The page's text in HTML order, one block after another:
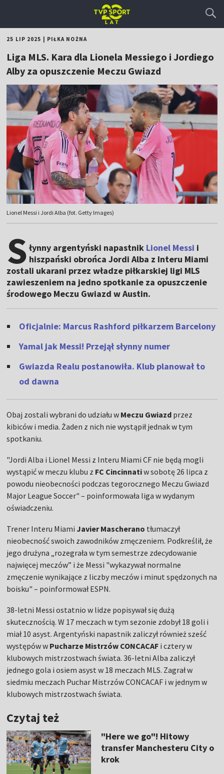
25 LIP 2025 PIŁKA NOŻNA
Liga MLS. Kara dla Lionela Messiego i Jordiego
Alby za opuszczenie Meczu Gwiazd
Lionel Messi i Jordi Alba (fot. Getty Images)
S łynny argentyński napastnik Lionel Messi i
hiszpański obrońca Jordi Alba z Interu Miami
zostali ukarani przez władze piłkarskiej ligi MLS
zawieszeniem na jedno spotkanie za opuszczenie
środowego Meczu Gwiazd w Austin.
Oficjalnie: Marcus Rashford piłkarzem Barcelony
Yamal jak Messi! Przejął słynny numer
Gwiazda Realu postanowiła. Klub planował to
od dawna
Obaj zostali wybrani do udziału w Meczu Gwiazd przez
kibiców i media. Żaden z nich nie wystąpił jednak w tym
spotkaniu.
"Jordi Alba i Lionel Messi z Interu Miami CF nie będą mogli
wystąpić w meczu klubu z FC Cincinnatiw sobotę 26 lipca z
powodu nieobecności podczas tegorocznego Meczu Gwiazd
Major League Soccer" – poinformowała liga w wydanym
oświadczeniu.
Trener Interu Miami Javier Mascherano tłumaczył
nieobecność swoich zawodników zmęczeniem. Podkreślił, że
jego drużyna „rozegrała w tym semestrze zdecydowanie
najwięcej meczów” i że Messi "wykazywał normalne
zmęczenie wynikające z liczby meczów i minut spędzonych na
boisku" – poinformował ESPN.
38-letni Messi ostatnio w lidze popisywał się dużą
skutecznością. W 17 meczach w tym sezonie zdobył 18 goli i
miał 10 asyst. Argentyński napastnik zaliczył również sześć
występów w Pucharze Mistrzów CONCACAF i cztery w
klubowych mistrzostwach świata. 36-letni Alba zaliczył
jednego gola i osiem asyst w 18 meczach MLS. Zagrał w
siedmiu meczach Puchar Mistrzów CONCACAF i w jednym w
klubowych mistrzostwach świata.
Czytaj też
"Here we go"! Hitowy
transfer Manchesteru City o
krok